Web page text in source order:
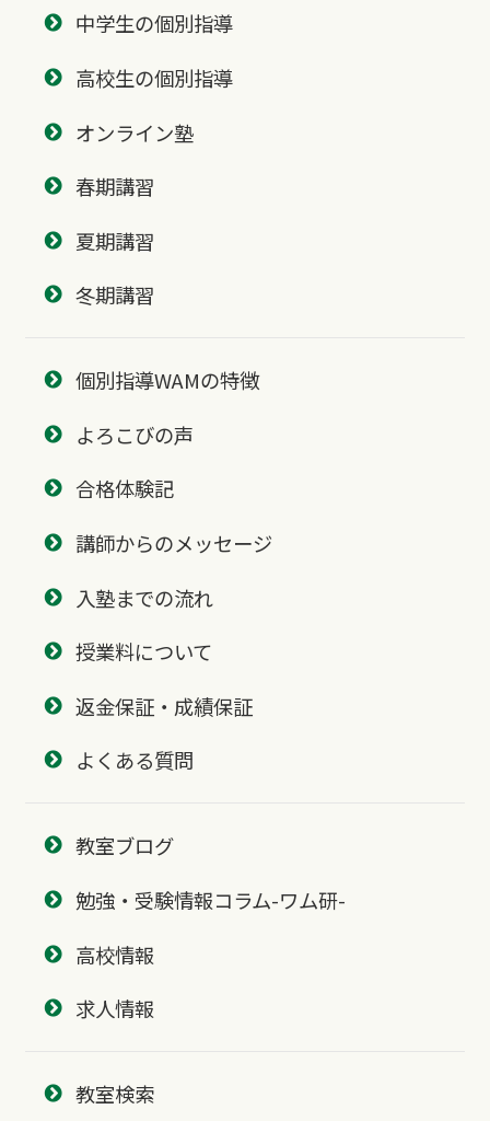
中学生の個別指導
高校生の個別指導
オンライン塾
春期講習
夏期講習
冬期講習
個別指導WAMの特徴
よろこびの声
合格体験記
講師からのメッセージ
入塾までの流れ
授業料について
返金保証・成績保証
よくある質問
教室ブログ
勉強・受験情報コラム-ワム研-
高校情報
求人情報
教室検索